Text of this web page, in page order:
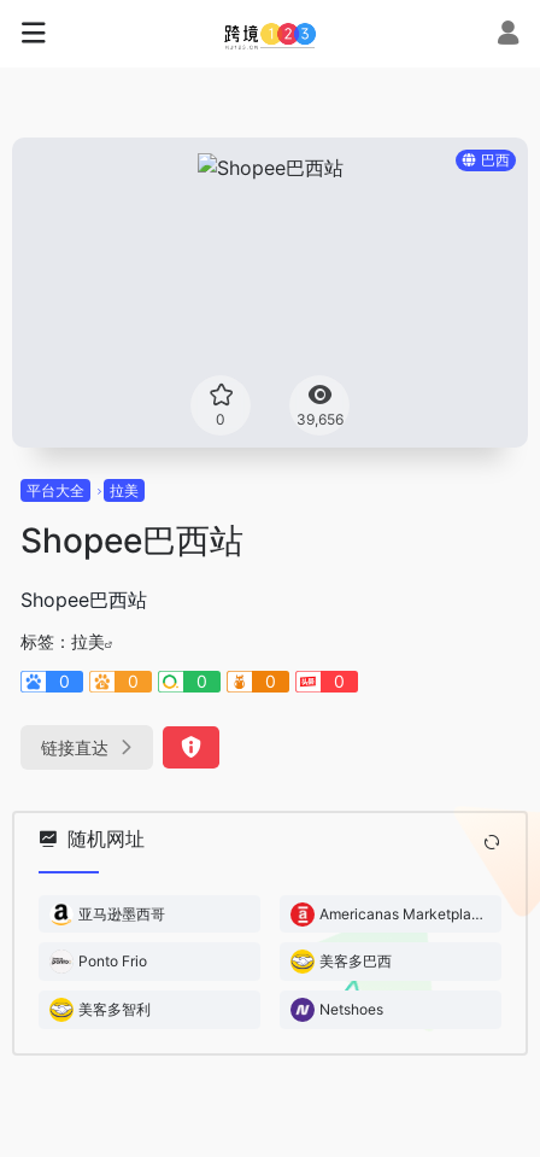
巴西
0 39,656
平台大全 拉美
Shopee巴西站
Shopee巴西站
标签： 拉美
0
0 0 0 0
链接直达
随机网址
亚马逊墨西哥 Americanas Marketplace
Ponto Frio 美客多巴西
美客多智利 Netshoes